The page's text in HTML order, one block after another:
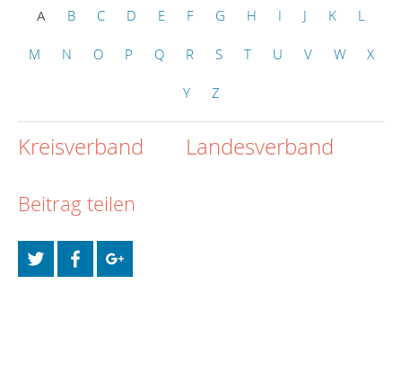
A B C D E F G H I J K L
M N O P Q R S T U V W X
Y Z
Kreisverband Landesverband
Beitrag teilen